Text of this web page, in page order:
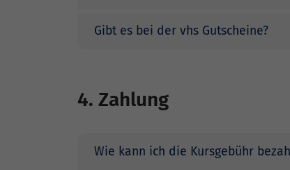
Gibt es bei der vhs Gutscheine?
4. Zahlung
Wie kann ich die Kursgebühr